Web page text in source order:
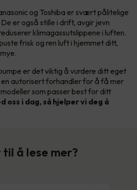
og Toshiba er svært pålitelige
er også stille i drift, avgir jevn
klimagassutslippene i luften.
frisk og ren luft i hjemmet ditt,
er det viktig å vurdere ditt eget
en autorisert forhandler for å få mer
som passer best for ditt
oss i dag, så hjelper vi deg å
til å lese mer?